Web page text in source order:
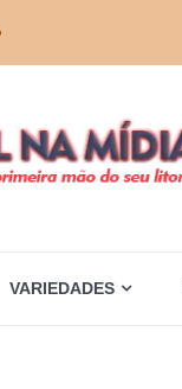
VARIEDADES